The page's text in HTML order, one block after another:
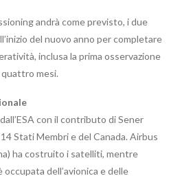
andrà come previsto, i due
del nuovo anno per completare
inclusa la prima osservazione
mesi.
con il contributo di Sener
Stati Membri e del Canada. Airbus
ha costruito i satelliti, mentre
occupata dell’avionica e delle